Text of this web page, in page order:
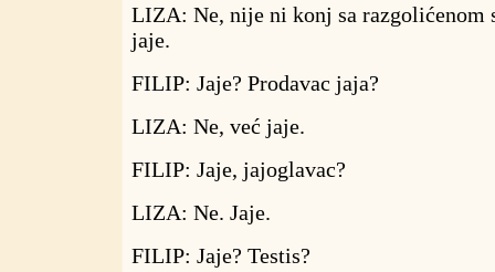
LIZA: Ne, nije ni konj sa razgolićenom
jaje.
FILIP: Jaje? Prodavac jaja?
LIZA: Ne, već jaje.
FILIP: Jaje, jajoglavac?
LIZA: Ne. Jaje.
FILIP: Jaje? Testis?